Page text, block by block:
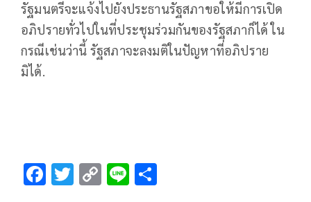
รัฐมนตรีจะแจ้งไปยังประธานรัฐสภาขอให้มีการเปิด
อภิปรายทั่วไปในที่ประชุมร่วมกันของรัฐสภาก็ได้ ใน
กรณีเช่นว่านี้ รัฐสภาจะลงมติในปัญหาที่อภิปราย
มิได้.
F T C Li